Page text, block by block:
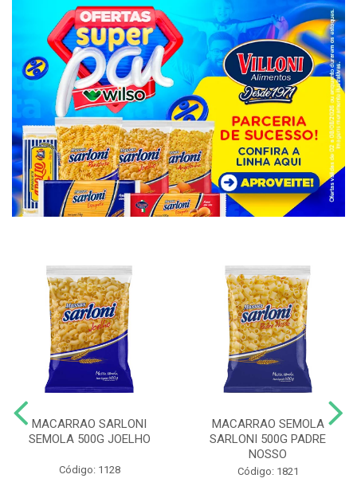
MACARRAO SARLONI
SEMOLA 500G JOELHO
Código: 1128
MACARRAO SEMOLA
SARLONI 500G PADRE
NOSSO
Código: 1821